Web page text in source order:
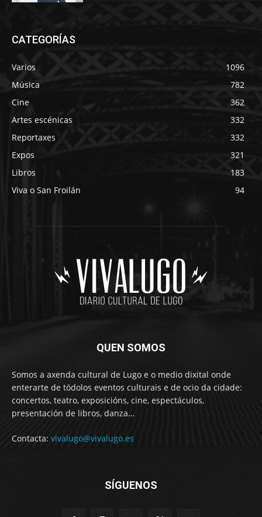
CATEGORÍAS
Varios
1096
Música
782
Cine
362
Artes escénicas
332
Reportaxes
332
Expos
321
Libros
183
Viva o San Froilán
94
QUEN SOMOS
Somos a axenda cultural de Lugo e o medio dixital onde
enterarte de tódolos eventos culturais e de ocio da cidade:
concertos, teatro, exposicións, cine, espectáculos,
presentación de libros, danza…
Contacta: vivalugo@vivalugo.es
SÍGUENOS